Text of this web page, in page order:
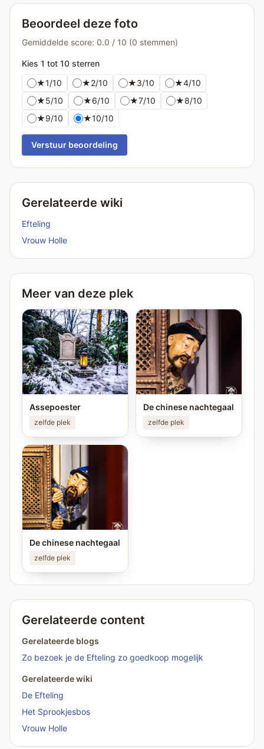
Beoordeel deze foto
Gemiddelde score: 0.0 / 10 (0 stemmen)
Kies 1 tot 10 sterren
★1/10 ★2/10 ★3/10 ★4/10
★5/10 ★6/10 ★7/10 ★8/10
★9/10 ★10/10
Verstuur beoordeling
Gerelateerde wiki
Efteling
Vrouw Holle
Meer van deze plek
Assepoester
zelfde plek
De chinese nachtegaal
zelfde plek
De chinese nachtegaal
zelfde plek
Gerelateerde content
Gerelateerde blogs
Zo bezoek je de Efteling zo goedkoop mogelijk
Gerelateerde wiki
De Efteling
Het Sprookjesbos
Vrouw Holle